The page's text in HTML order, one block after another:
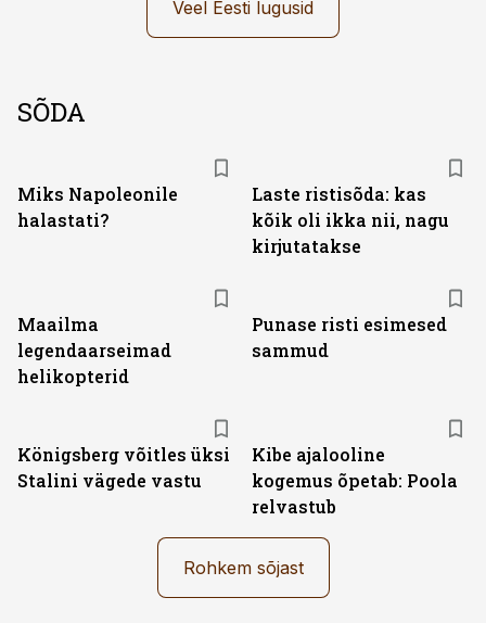
Veel Eesti lugusid
SÕDA
Miks Napoleonile
halastati?
Laste ristisõda: kas
kõik oli ikka nii, nagu
kirjutatakse
Maailma
legendaarseimad
helikopterid
Punase risti esimesed
sammud
Königsberg võitles üksi
Stalini vägede vastu
Kibe ajalooline
kogemus õpetab: Poola
relvastub
Rohkem sõjast